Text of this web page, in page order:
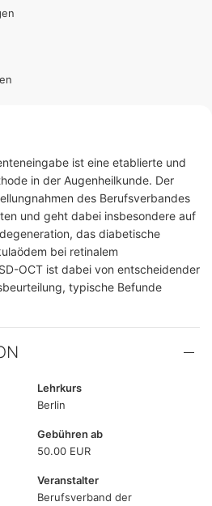
ist eine etablierte und
in der Augenheilkunde. Der
des Berufsverbandes
und geht dabei insbesondere auf
das diabetische
bei retinalem
OCT ist dabei von entscheidender
typische Befunde
Lehrkurs
Berlin
Gebühren ab
50.00 EUR
Veranstalter
Berufsverband der